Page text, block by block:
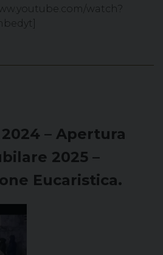
watch?
– Apertura
2025 –
Eucaristica.